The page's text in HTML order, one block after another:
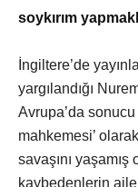
soykırım
İngiltere’de
yargılandığı
Avrupa’da
mahkemesi’
savaşını
kaybedenlerin